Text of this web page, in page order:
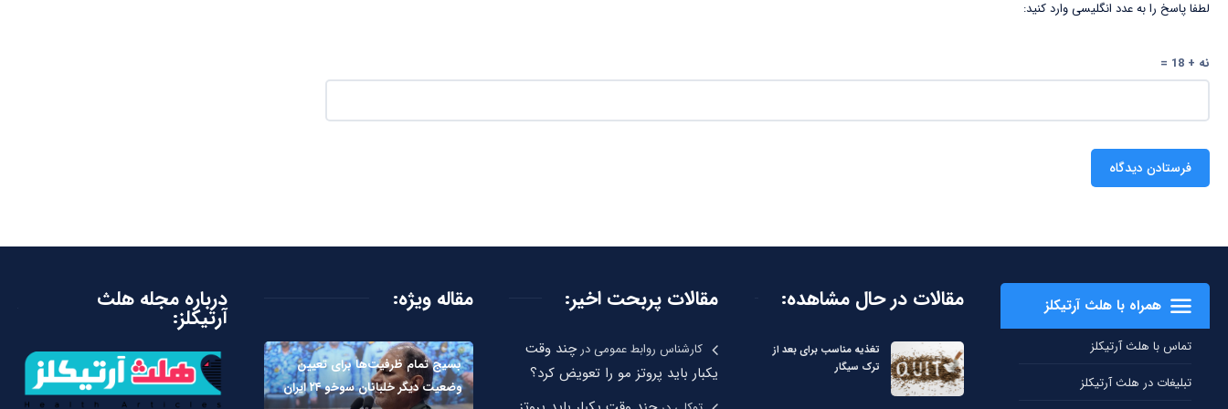
لطفا پاسخ را به عدد انگلیسی وارد کنید:
نه + 18 =
همراه با هلث آرتیکلز
تماس با هلث آرتیکلز
تبلیغات در هلث آرتیکلز
مقالات در حال مشاهده:
تغذیه مناسب برای بعد از
ترک سیگار
مقالات پربحت اخیر:
کارشناس روابط عمومیدرچند وقت
یکبار باید پروتز مو را تعویض کرد؟
مقاله ویژه:
بسیج تمام ظرفیت‌ها برای تعیین
وضعیت دیگر خلبانان سوخو ۲۴ ایران
درباره مجله هلث
آرتیکلز: